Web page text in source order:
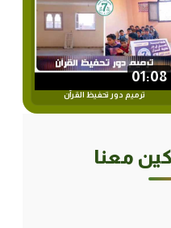
01:08
ترميم دور تحفيظ القرآن
معنا